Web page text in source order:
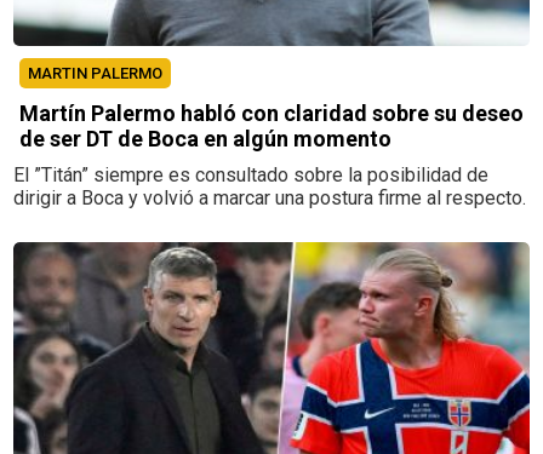
MARTIN PALERMO
Martín Palermo habló con claridad sobre su deseo
de ser DT de Boca en algún momento
El ”Titán” siempre es consultado sobre la posibilidad de
dirigir a Boca y volvió a marcar una postura firme al respecto.